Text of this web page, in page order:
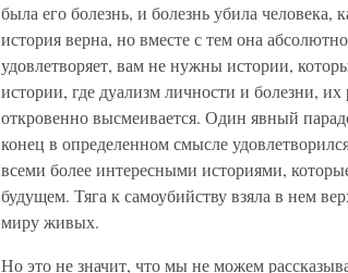
была его болезнь, и болезнь убила человека,
история верна, но вместе с тем она
удовлетворяет, вам не нужны истории,
истории, где дуализм личности и болезни, их
откровенно высмеивается. Один явный
конец в определенном смысле
всеми более интересными историями,
будущем. Тяга к самоубийству взяла в нем
миру живых.
Но это не значит, что мы не можем